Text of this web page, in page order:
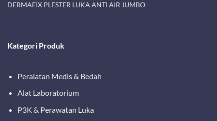
DERMAFIX PLESTER LUKA ANTI AIR JUMBO
Kategori Produk
Peralatan Medis & Bedah
Alat Laboratorium
P3K & Perawatan Luka